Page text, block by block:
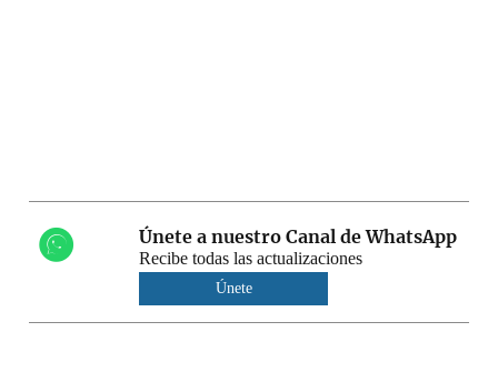
Únete a nuestro Canal de WhatsApp
Recibe todas las actualizaciones
Únete